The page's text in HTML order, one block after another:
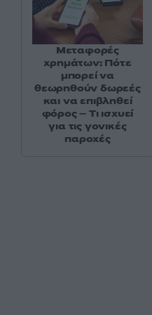
Μεταφορές
χρημάτων: Πότε
μπορεί να
θεωρηθούν δωρεές
και να επιβληθεί
φόρος – Τι ισχυεί
για τις γονικές
παροχές